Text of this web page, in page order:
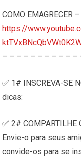
COMO EMAGRECER
https://
– – – – – – – – – – –
✅ 1# INSCREVA-SE
dicas:
✅ 2#
Envie-o para seus
convide-os para se